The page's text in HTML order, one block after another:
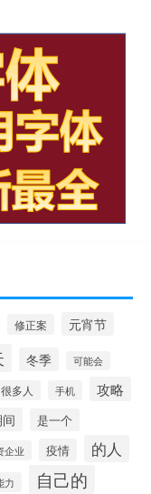
修正案 元宵节
冬季 可能会
很多人 手机 攻略
是一个
企业 疫情 的人
力 自己的